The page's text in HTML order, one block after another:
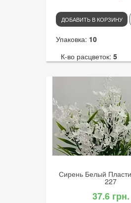
ДОБАВИТЬ В КОРЗИНУ
Упаковка: 10
К-во расцветок: 5
К-во голов:10
Артикул: 2972
Диаметр цветка:4
Сирень Белый
227
37.6 грн.